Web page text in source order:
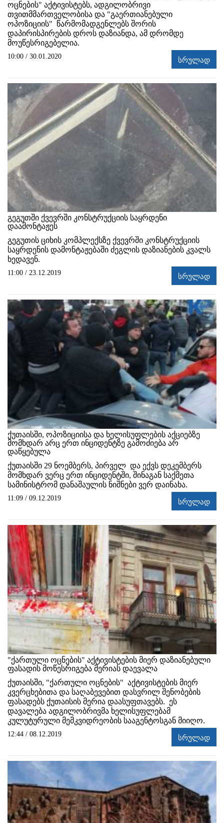
ოცნების" აქტივისტებს, ადგილობრივი
თვითმმართველობისა და "გაერთიანებული
ოპოზიციის" წარმომადგენლებს შორის
დაპირისპირების დროს დაზიანდა, ამ დრომდე
მოუწესრიგებელია.
10:00 / 30.01.2020 სრულად
გეგუთში ქვევრში კონსტრუქციის საყრდენი
დაამონტაჟეს
გეგუთის ციხის კომპლექსზე ქვევრში კონსტრუქციის
საყრდენის დამონტაჟებაში ძეგლის დაზიანების კვალს
ხედავენ.
11:00 / 23.12.2019 სრულად
ქუთაისში, ოპოზიციისა და ხელისუფლების აქციებზე
მომხდარ არც ერთ ინციდენტზე გამოძიება არ
დაწყებულა
ქუთაისში 29 ნოემბერს, პირველ და ექვს დეკემბერს
მომხდარ ვერც ერთ ინციდენტში, შინაგან საქმეთა
სამინისტრომ დანაშაულის ნიშნები ვერ დაინახა.
11:09 / 09.12.2019 სრულად
"ქართული ოცნების" აქტივისტების მიერ დაზიანებული
ფასადის მოწესრიგება მერიას დაევალა
ქუთაისში, "ქართული ოცნების" აქტივისტების მიერ
კვერცხებითა და საღაბევებით დასვრილ შენობების
ფასადებს ქუთაისის მერია დაასუფთავებს. ეს
დავალება ადგილობრივმა ხელისუფლებამ
კულუტურული მემკვიდრეობის სააგენტოსგან მიიღო.
12:44 / 08.12.2019 სრულად